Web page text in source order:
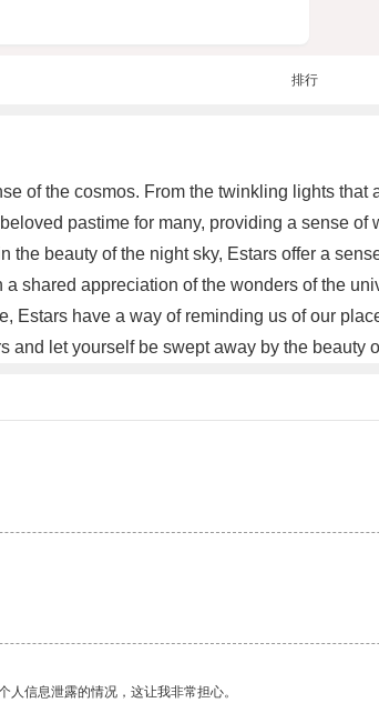
排行
of the cosmos. From the twinkling lights that
pastime for many, providing a sense of
beauty of the night sky, Estars offer a
shared appreciation of the wonders of the
have a way of reminding us of our
and let yourself be swept away by the beauty
信息泄露的情况，这让我非常担心。